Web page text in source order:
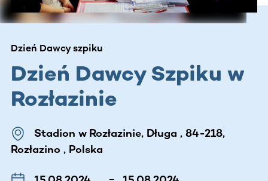
Dzień Dawcy szpiku
Dzień Dawcy Szpiku w
Rozłazinie
Stadion w Rozłazinie, Długa , 84-218,
Rozłazino , Polska
–